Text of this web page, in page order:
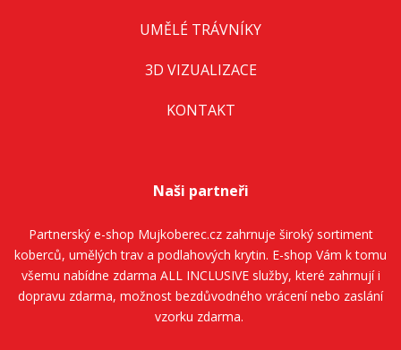
UMĚLÉ TRÁVNÍKY
3D VIZUALIZACE
KONTAKT
Naši partneři
Partnerský e-shop Mujkoberec.czzahrnuje široký sortiment
koberců, umělých trav a podlahových krytin. E-shop Vám k tomu
všemu nabídne zdarma ALL INCLUSIVE služby, které zahrnují i
dopravu zdarma, možnost bezdůvodného vrácení nebo zaslání
vzorku zdarma.